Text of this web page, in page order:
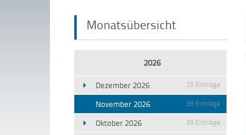
Monatsübersicht
2026
Dezember 2026 29 Einträge
November 2026 39 Einträge
Oktober 2026 39 Einträge